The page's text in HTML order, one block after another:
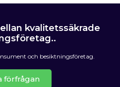
kvalitetssäkrade
och besiktningsföretag.
förfrågan